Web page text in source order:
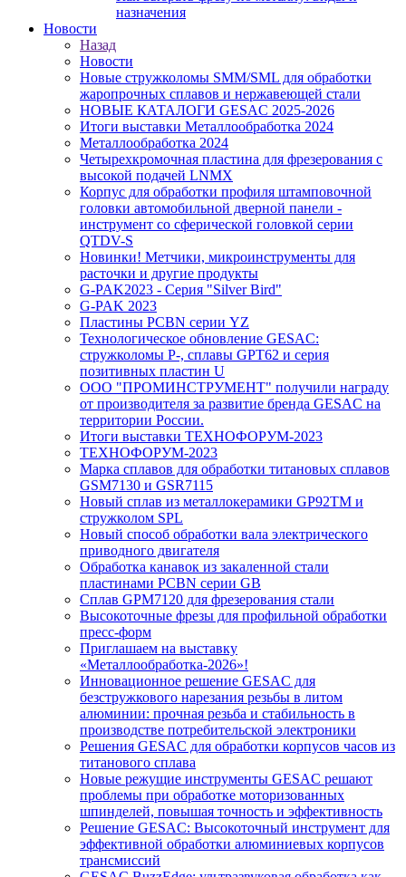
назначения
Новости
Назад
Новости
Новые стружколомы SMM/SML для обработки
жаропрочных сплавов и нержавеющей стали
НОВЫЕ КАТАЛОГИ GESAC 2025-2026
Итоги выставки Металлообработка 2024
Металлообработка 2024
Четырехкромочная пластина для фрезерования с
высокой подачей LNMX
Корпус для обработки профиля штамповочной
головки автомобильной дверной панели -
инструмент со сферической головкой серии
QTDV-S
Новинки! Метчики, микроинструменты для
расточки и другие продукты
G-PAK2023 - Серия "Silver Bird"
G-PAK 2023
Пластины PCBN серии YZ
Технологическое обновление GESAC:
стружколомы P-, сплавы GPT62 и серия
позитивных пластин U
ООО "ПРОМИНСТРУМЕНТ" получили награду
от производителя за развитие бренда GESAC на
территории России.
Итоги выставки ТЕХНОФОРУМ-2023
ТЕХНОФОРУМ-2023
Марка сплавов для обработки титановых сплавов
GSM7130 и GSR7115
Новый сплав из металлокерамики GP92TM и
стружколом SPL
Новый способ обработки вала электрического
приводного двигателя
Обработка канавок из закаленной стали
пластинами PCBN серии GB
Сплав GPM7120 для фрезерования стали
Высокоточные фрезы для профильной обработки
пресс-форм
Приглашаем на выставку
«Металлообработка-2026»!
Инновационное решение GESAC для
безстружкового нарезания резьбы в литом
алюминии: прочная резьба и стабильность в
производстве потребительской электроники
Решения GESAC для обработки корпусов часов из
титанового сплава
Новые режущие инструменты GESAC решают
проблемы при обработке моторизованных
шпинделей, повышая точность и эффективность
Решение GESAC: Высокоточный инструмент для
эффективной обработки алюминиевых корпусов
трансмиссий